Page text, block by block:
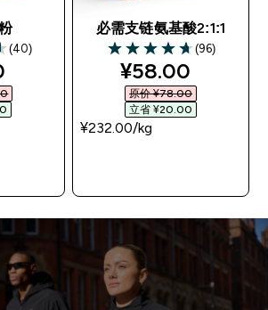
stars
(40)
price
必需支链氨基酸2:1:1
4.66 out of 5 stars
(96)
discounted
¥58.00‎
原价 ¥78.00‎
立省 ¥20.00‎
¥232.00‎/kg